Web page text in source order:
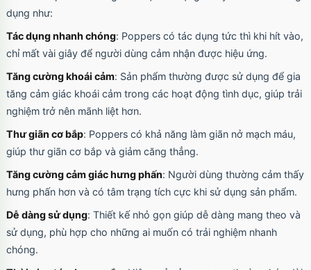
dụng như:
Tác dụng nhanh chóng: Poppers có tác dụng tức thì khi hít vào,
chỉ mất vài giây để người dùng cảm nhận được hiệu ứng.
Tăng cường khoái cảm: Sản phẩm thường được sử dụng để gia
tăng cảm giác khoái cảm trong các hoạt động tình dục, giúp trải
nghiệm trở nên mãnh liệt hơn.
Thư giãn cơ bắp: Poppers có khả năng làm giãn nở mạch máu,
giúp thư giãn cơ bắp và giảm căng thẳng.
Tăng cường cảm giác hưng phấn: Người dùng thường cảm thấy
hưng phấn hơn và có tâm trạng tích cực khi sử dụng sản phẩm.
Dễ dàng sử dụng: Thiết kế nhỏ gọn giúp dễ dàng mang theo và
sử dụng, phù hợp cho những ai muốn có trải nghiệm nhanh
chóng.